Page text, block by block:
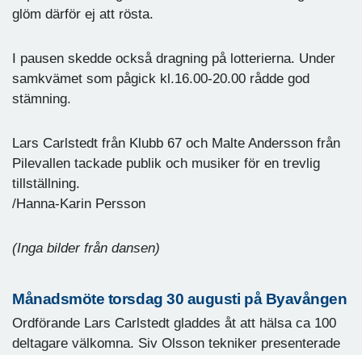
glöm därför ej att rösta.
I pausen skedde också dragning på lotterierna. Under
samkvämet som pågick kl.16.00-20.00 rådde god
stämning.
Lars Carlstedt från Klubb 67 och Malte Andersson från
Pilevallen tackade publik och musiker för en trevlig
tillställning.
/Hanna-Karin Persson
(Inga bilder från dansen)
Månadsmöte torsdag 30 augusti på Byavången
Ordförande Lars Carlstedt gladdes åt att hälsa ca 100
deltagare välkomna. Siv Olsson tekniker presenterade